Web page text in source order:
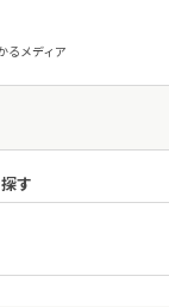
るメディア
す